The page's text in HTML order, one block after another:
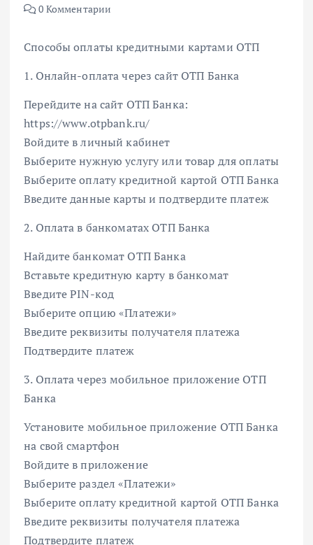
0 Комментарии
Способы оплаты кредитными картами ОТП
1. Онлайн-оплата через сайт ОТП Банка
Перейдите на сайт ОТП Банка:
https://www.otpbank.ru/
Войдите в личный кабинет
Выберите нужную услугу или товар для оплаты
Выберите оплату кредитной картой ОТП Банка
Введите данные карты и подтвердите платеж
2. Оплата в банкоматах ОТП Банка
Найдите банкомат ОТП Банка
Вставьте кредитную карту в банкомат
Введите PIN-код
Выберите опцию «Платежи»
Введите реквизиты получателя платежа
Подтвердите платеж
3. Оплата через мобильное приложение ОТП
Банка
Установите мобильное приложение ОТП Банка
на свой смартфон
Войдите в приложение
Выберите раздел «Платежи»
Выберите оплату кредитной картой ОТП Банка
Введите реквизиты получателя платежа
Подтвердите платеж